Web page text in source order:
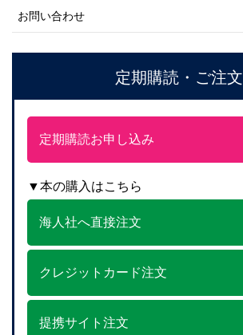
お問い合わせ
定期購読・ご注文
定期購読お申し込み
▼本の購入はこちら
海人社へ直接注文
クレジットカード注文
提携サイト注文